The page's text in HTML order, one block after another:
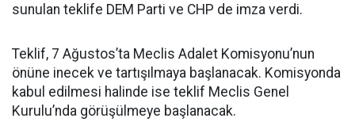
sunulan teklife DEM Parti ve CHP de imza verdi.
Teklif, 7 Ağustos’ta Meclis Adalet Komisyonu’nun
önüne inecek ve tartışılmaya başlanacak. Komisyonda
kabul edilmesi halinde ise teklif Meclis Genel
Kurulu’nda görüşülmeye başlanacak.